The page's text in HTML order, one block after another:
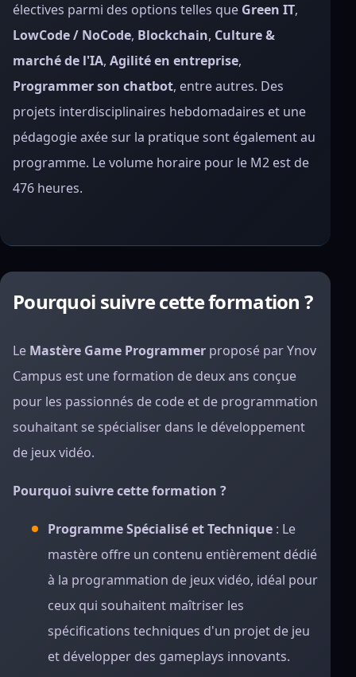
électives parmi des options telles que Green IT,
LowCode / NoCode, Blockchain, Culture &
marché de l'IA, Agilité en entreprise,
Programmer son chatbot, entre autres. Des
projets interdisciplinaires hebdomadaires et une
pédagogie axée sur la pratique sont également au
programme. Le volume horaire pour le M2 est de
476 heures.
Pourquoi suivre cette formation ?
Le Mastère Game Programmer proposé par Ynov
Campus est une formation de deux ans conçue
pour les passionnés de code et de programmation
souhaitant se spécialiser dans le développement
de jeux vidéo.
Pourquoi suivre cette formation ?
Programme Spécialisé et Technique : Le
mastère offre un contenu entièrement dédié
à la programmation de jeux vidéo, idéal pour
ceux qui souhaitent maîtriser les
spécifications techniques d'un projet de jeu
et développer des gameplays innovants.